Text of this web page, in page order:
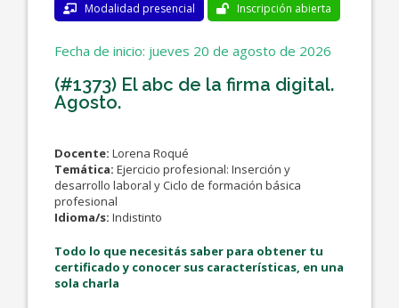
Modalidad presencial Inscripción abierta
Fecha de inicio: jueves 20 de agosto de 2026
(#1373) El abc de la firma digital.
Agosto.
Docente: Lorena Roqué
Temática: Ejercicio profesional: Inserción y
desarrollo laboral y Ciclo de formación básica
profesional
Idioma/s: Indistinto
Todo lo que necesitás saber para obtener tu
certificado y conocer sus características, en una
sola charla